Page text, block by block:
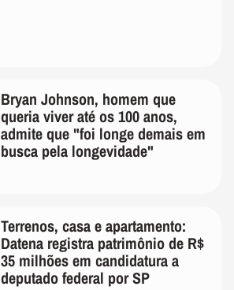
Bryan Johnson, homem que
queria viver até os 100 anos,
admite que "foi longe demais em
busca pela longevidade"
Terrenos, casa e apartamento:
Datena registra patrimônio de R$
35 milhões em candidatura a
deputado federal por SP